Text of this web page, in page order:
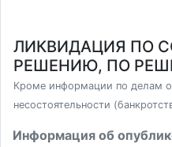
ЛИКВИДАЦИЯ ПО
РЕШЕНИЮ, ПО
Кроме информации по делам
несостоятельности
Информация об